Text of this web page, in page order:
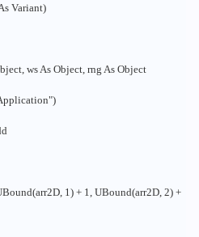
Variant)
ws As Object, rng As Object
1) + 1, UBound(arr2D, 2) +